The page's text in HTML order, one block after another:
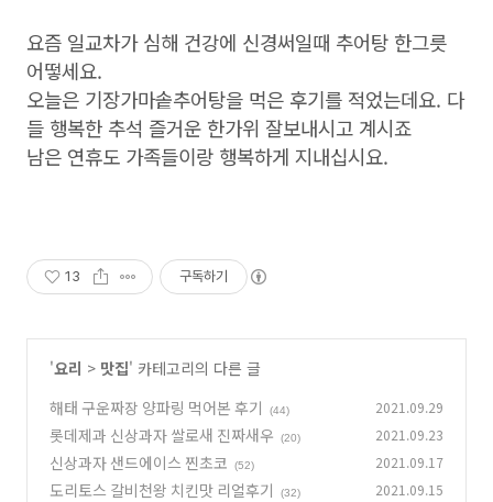
요즘 일교차가 심해 건강에 신경써일때 추어탕 한그릇
어떻세요.
오늘은 기장가마솥추어탕을 먹은 후기를 적었는데요. 다
들 행복한 추석 즐거운 한가위 잘보내시고 계시죠
남은 연휴도 가족들이랑 행복하게 지내십시요.
13 구독하기
'요리 > 맛집' 카테고리의 다른 글
해태 구운짜장 양파링 먹어본 후기
(44) 2021.09.29
롯데제과 신상과자 쌀로새 진짜새우 (20) 2021.09.23
신상과자 샌드에이스 찐초코 (52) 2021.09.17
도리토스 갈비천왕 치킨맛 리얼후기 (32) 2021.09.15